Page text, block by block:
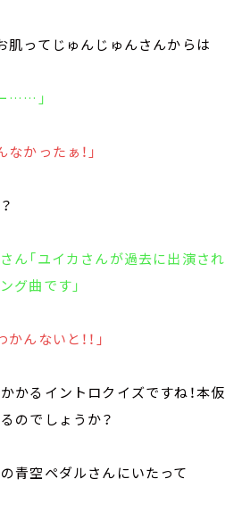
肌ってじゅんじゅんさんからは
……」
かったぁ！」
ん「ユイカさんが過去に出演され
グ曲です」
んないと！！」
かるイントロクイズですね！本仮
のでしょうか？
青空ペダルさんにいたって